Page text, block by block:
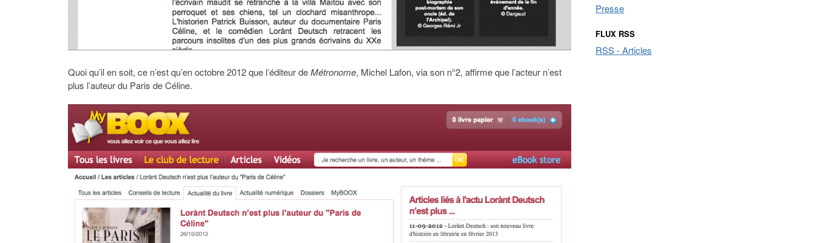
Quoi qu’il en soit, ce n’est qu’en octobre 2012 que l’éditeur deMétronome, Michel Lafon, via son n°2, affirme que l’acteur n’est
plus l’auteur du Paris de Céline.
Presse
FLUX RSS
RSS - Articles